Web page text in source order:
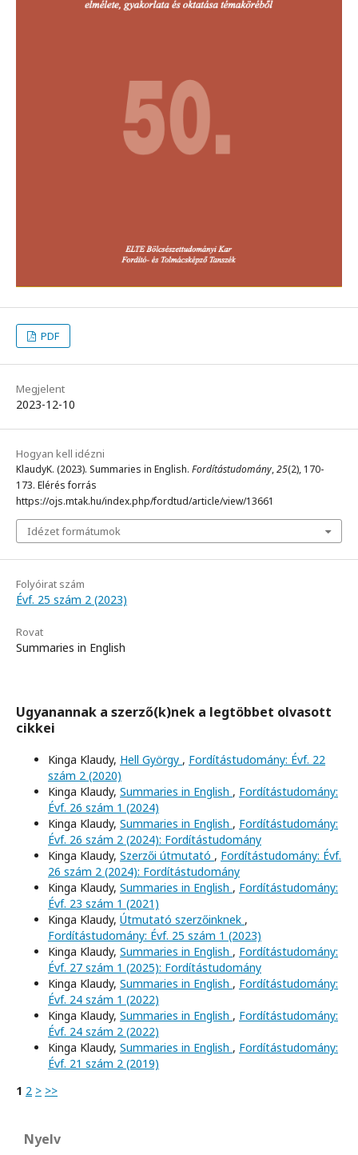
PDF
Megjelent
2023-12-10
Hogyan kell idézni
KlaudyK. (2023). Summaries in English. Fordítástudomány,25(2), 170-
173. Elérés forrás
https://ojs.mtak.hu/index.php/fordtud/article/view/13661
Idézet formátumok
Folyóirat szám
Évf. 25 szám 2 (2023)
Rovat
Summaries in English
Ugyanannak a szerző(k)nek a legtöbbet olvasott
cikkei
Kinga Klaudy, Hell György , Fordítástudomány: Évf. 22
szám 2 (2020)
Kinga Klaudy, Summaries in English , Fordítástudomány:
Évf. 26 szám 1 (2024)
Kinga Klaudy, Summaries in English , Fordítástudomány:
Évf. 26 szám 2 (2024): Fordítástudomány
Kinga Klaudy, Szerzői útmutató , Fordítástudomány: Évf.
26 szám 2 (2024): Fordítástudomány
Kinga Klaudy, Summaries in English , Fordítástudomány:
Évf. 23 szám 1 (2021)
Kinga Klaudy, Útmutató szerzőinknek ,
Fordítástudomány: Évf. 25 szám 1 (2023)
Kinga Klaudy, Summaries in English , Fordítástudomány:
Évf. 27 szám 1 (2025): Fordítástudomány
Kinga Klaudy, Summaries in English , Fordítástudomány:
Évf. 24 szám 1 (2022)
Kinga Klaudy, Summaries in English , Fordítástudomány:
Évf. 24 szám 2 (2022)
Kinga Klaudy, Summaries in English , Fordítástudomány:
Évf. 21 szám 2 (2019)
1 2 > >>
Nyelv